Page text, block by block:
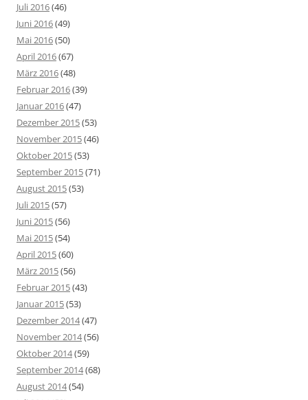
Juli 2016(46)
Juni 2016(49)
Mai 2016(50)
April 2016(67)
März 2016(48)
Februar 2016(39)
Januar 2016(47)
Dezember 2015(53)
November 2015(46)
Oktober 2015(53)
September 2015(71)
August 2015(53)
Juli 2015(57)
Juni 2015(56)
Mai 2015(54)
April 2015(60)
März 2015(56)
Februar 2015(43)
Januar 2015(53)
Dezember 2014(47)
November 2014(56)
Oktober 2014(59)
September 2014(68)
August 2014(54)